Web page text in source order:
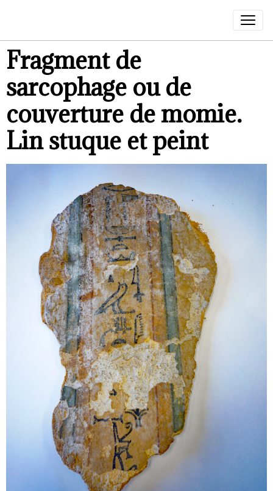
Fragment de
sarcophage ou de
couverture de momie.
Lin stuque et peint